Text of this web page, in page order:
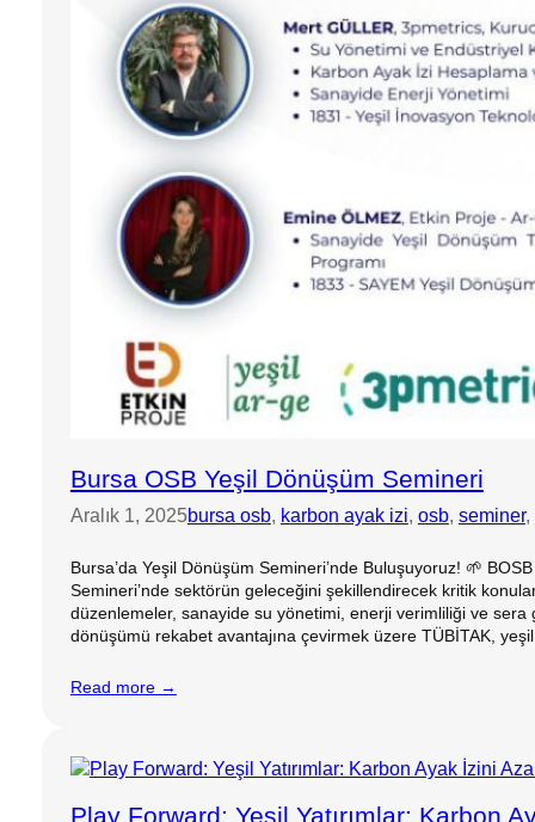
Bursa OSB Yeşil Dönüşüm Semineri
Aralık 1, 2025bursa osb, karbon ayak izi, osb, seminer,
Bursa’da Yeşil Dönüşüm Semineri’nde Buluşuyoruz! 🌱
Semineri’nde sektörün geleceğini şekillendirecek kritik
düzenlemeler, sanayide su yönetimi, enerji verimliliği ve sera
dönüşümü rekabet avantajına çevirmek üzere TÜBİTAK,
Read more →
Play Forward: Yeşil Yatırımlar: Karbon